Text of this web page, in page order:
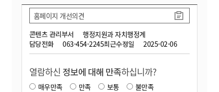
콘텐츠 관리부서
행정지원과 자치행정계
담당전화
063-454-2245최근수정일 2025-02-06
홈페이지 개선의견
열람하신 정보에 대해 만족하십니까?
매우만족 만족 보통
불만족